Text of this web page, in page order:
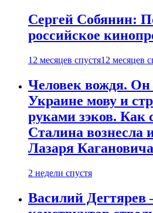
Сергей Собянин:
российское
12 месяцев спустя12 месяцев
Человек вождя.
Украине мову и
руками зэков. Как
Сталина вознесла
Лазаря Кагановича
2 недели спустя
Василий